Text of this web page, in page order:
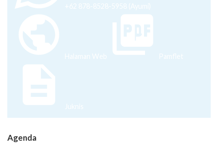
+62 878-8528-5958 (Ayumi)
Halaman Web Pamflet
Juknis
Agenda